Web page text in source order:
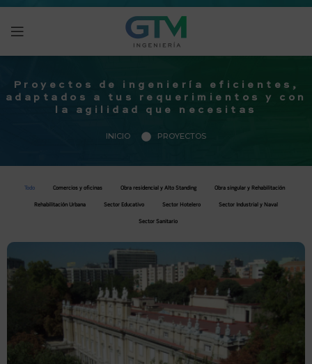
Proyectos de ingeniería eficientes,
adaptados a tus requerimientos y con
la agilidad que necesitas
INICIO PROYECTOS
Todo Comercios y oficinas Obra residencial y Alto Standing Obra singular y Rehabilitación
Rehabilitación Urbana Sector Educativo Sector Hotelero Sector Industrial y Naval
Sector Sanitario